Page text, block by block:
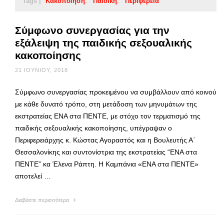
Σύμφωνο συνεργασίας για την
εξάλειψη της παιδικής σεξουαλικής
κακοποίησης
21 ΙΟΥΝΊΟΥ, 2018
Σύμφωνο συνεργασίας προκειμένου να συμβάλλουν από κοινού
με κάθε δυνατό τρόπο, στη μετάδοση των μηνυμάτων της
εκστρατείας ΕΝΑ στα ΠΕΝΤΕ, με στόχο τον τερματισμό της
παιδικής σεξουαλικής κακοποίησης, υπέγραψαν ο
Περιφερειάρχης κ. Κώστας Αγοραστός και η Βουλευτής Α΄
Θεσσαλονίκης και συντονίστρια της εκστρατείας “ΕΝΑ στα
ΠΕΝΤΕ” κα Έλενα Ράπτη. Η Καμπάνια «ΕΝΑ στα ΠΕΝΤΕ»
αποτελεί …
Διαβάστε περισσότερα